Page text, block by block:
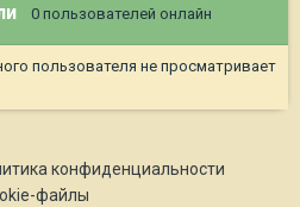
0 пользователей онлайн
пользователя не просматривает
конфиденциальности
файлы